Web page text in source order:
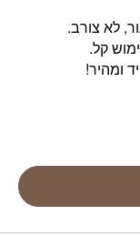
לא צורב.
קל.
ומהיר!